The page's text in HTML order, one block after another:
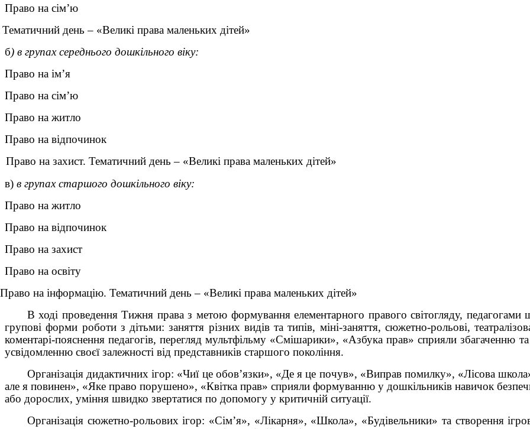
Право на сім’ю
Тематичний день – «Великі права маленьких дітей»
б) в групах середнього дошкільного віку:
Право на ім’я
Право на сім’ю
Право на житло
Право на відпочинок
на захист. Тематичний день – «Великі права маленьких дітей»
в) в групах старшого дошкільного віку:
Право на житло
Право на відпочинок
Право на захист
Право на освіту
Право на інформацію. Тематичний день – «Великі права маленьких дітей»
В ході проведення Тижня права з метою формування елементарного правого світогляду, педагогами
групові форми роботи з дітьми: заняття різних видів та типів, міні-заняття, сюжетно-рольові,
коментарі-пояснення педагогів, перегляд мультфільму «Смішарики», «Азбука прав» сприяли збагаченню та
усвідомленню своєї залежності від представників старшого покоління.
Організація дидактичних ігор: «Чиї це обов’язки», «Де я це почув», «Виправ помилку», «Лісова
але я повинен», «Яке право порушено», «Квітка прав» сприяли формуванню у дошкільників навичок
або дорослих, уміння швидко звертатися по допомогу у критичній ситуації.
Організація сюжетно-рольових ігор: «Сім’я», «Лікарня», «Школа», «Будівельники» та створення